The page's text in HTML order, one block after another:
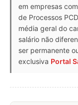
em empresas
de Processos
média geral do
salário não
ser permanente
exclusiva Portal